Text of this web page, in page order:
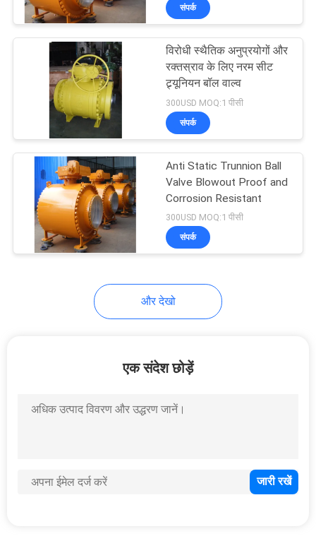
द्रव प्रवाह नियंत्रण वाल्व
औद्योगिक तितली वाल्व
संपर्क
विरोधी स्थैतिक अनुप्रयोगों और
रक्तस्राव के लिए नरम सीट
ट्र्यूनियन बॉल वाल्व
300USD MOQ:1 पीसी
संपर्क
Anti Static Trunnion Ball
Valve Blowout Proof and
Corrosion Resistant
300USD MOQ:1 पीसी
संपर्क
और देखो
एक संदेश छोड़ें